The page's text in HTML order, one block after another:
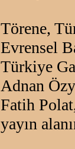
Törene,
Evrensel
Türkiye
Adnan
Fatih
yayın